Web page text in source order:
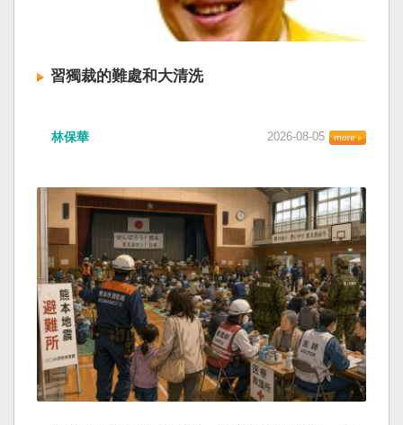
習獨裁的難處和大清洗
林保華 2026-08-05